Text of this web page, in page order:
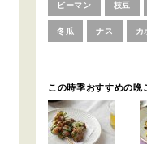
ピーマン 枝豆
冬瓜 ナス カ
この時季おすすめの晩